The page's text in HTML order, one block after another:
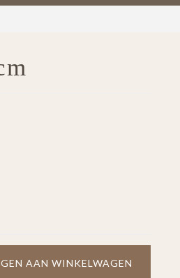
AAN WINKELWAGEN